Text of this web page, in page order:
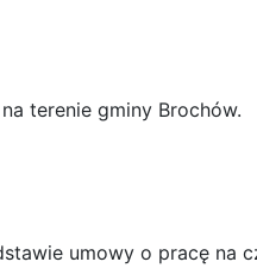
terenie gminy Brochów.
umowy o pracę na